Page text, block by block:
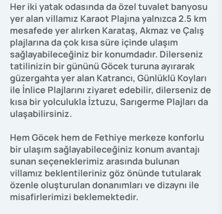
Her iki yatak odasında da özel tuvalet banyosu
yer alan villamız Karaot Plajına yalnızca 2.5 km
mesafede yer alırken Karataş, Akmaz ve Çalış
plajlarına da çok kısa süre içinde ulaşım
sağlayabileceğiniz bir konumdadır. Dilerseniz
tatilinizin bir gününü Göcek turuna ayırarak
güzergahta yer alan Katrancı, Günlüklü Koyları
ile İnlice Plajlarını ziyaret edebilir, dilerseniz de
kısa bir yolculukla İztuzu, Sarıgerme Plajları da
ulaşabilirsiniz.
Hem Göcek hem de Fethiye merkeze konforlu
bir ulaşım sağlayabileceğiniz konum avantajı
sunan seçeneklerimiz arasında bulunan
villamız beklentileriniz göz önünde tutularak
özenle oluşturulan donanımları ve dizaynı ile
misafirlerimizi beklemektedir.